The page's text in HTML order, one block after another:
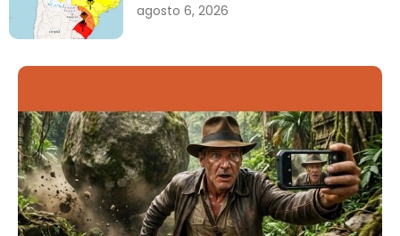
agosto 6, 2026